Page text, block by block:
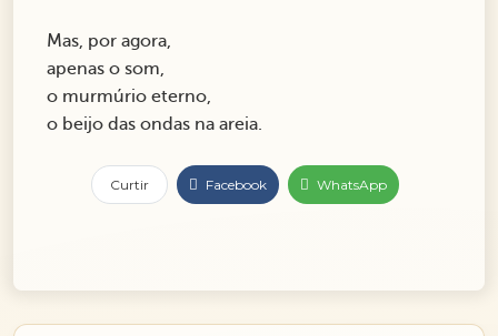
Mas, por agora,
apenas o som,
o murmúrio eterno,
o beijo das ondas na areia.
Curtir Facebook WhatsApp